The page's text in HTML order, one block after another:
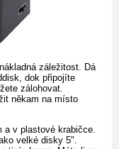
záležitost. Dá
dok připojíte
zálohovat.
někam na místo
a v plastové krabičce.
velké disky 5".